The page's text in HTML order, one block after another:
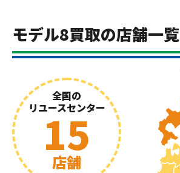
モデル8買取の店舗一覧
全国の
リユースセンター
15
店舗